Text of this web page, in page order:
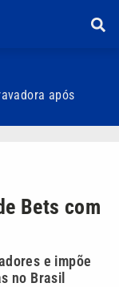
após
Bets com
e impõe
no Brasil